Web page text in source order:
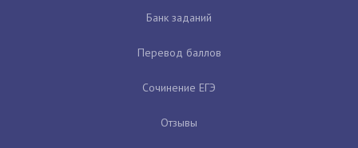
Банк заданий
Перевод баллов
Сочинение ЕГЭ
Отзывы